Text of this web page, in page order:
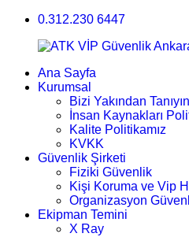
0.312.230 6447
Ana Sayfa
Kurumsal
Bizi Yakından Tanıyın
İnsan Kaynakları
Kalite Politikamız
KVKK
Güvenlik Şirketi
Fiziki Güvenlik
Kişi Koruma ve Vip
Organizasyon
Ekipman Temini
X Ray